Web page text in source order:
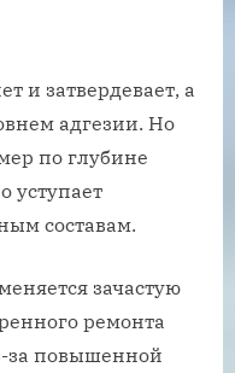
и затвердевает, а
адгезии. Но
по глубине
уступает
составам.
зачастую
ремонта
за повышенной